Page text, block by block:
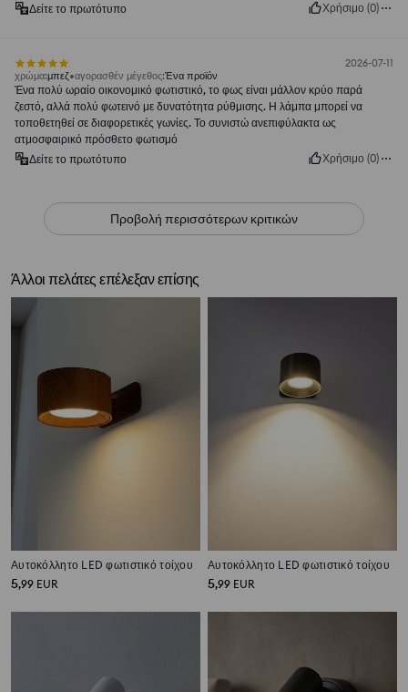
Δείτε το πρωτότυπο
Χρήσιμο (0)
2026-07-11
χρώμα:μπεζ αγορασθέν μέγεθος:Ένα προϊόν
Ένα πολύ ωραίο οικονομικό φωτιστικό, το φως είναι μάλλον κρύο παρά
ζεστό, αλλά πολύ φωτεινό με δυνατότητα ρύθμισης. Η λάμπα μπορεί να
τοποθετηθεί σε διαφορετικές γωνίες. Το συνιστώ ανεπιφύλακτα ως
ατμοσφαιρικό πρόσθετο φωτισμό
Δείτε το πρωτότυπο
Χρήσιμο (0)
Προβολή περισσότερων κριτικών
Άλλοι πελάτες επέλεξαν επίσης
Αυτοκόλλητο LED φωτιστικό τοίχου
5,99 EUR
Αυτοκόλλητο LED φωτιστικό τοίχου
5,99 EUR